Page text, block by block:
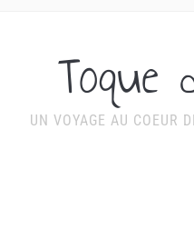
Toque
UN VOYAGE AU COEUR